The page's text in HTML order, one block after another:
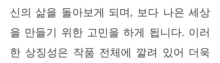
신의 삶을 돌아보게 되며, 보다 나은 세상
을 만들기 위한 고민을 하게 됩니다. 이러
한 상징성은 작품 전체에 깔려 있어 더욱